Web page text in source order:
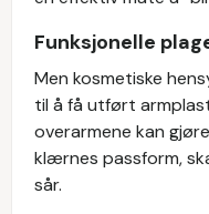
Funksjonelle
Men kosmetiske
til å få utført
overarmene kan
klærnes passform,
sår.